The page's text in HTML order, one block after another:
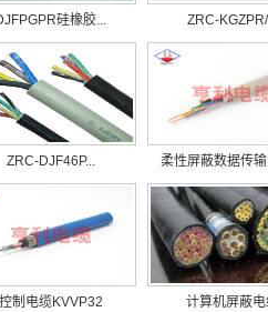
硅橡胶... ZRC-
ZRC-DJF46P... 柔性屏蔽数据传
控制电缆KVVP32 计算机屏蔽